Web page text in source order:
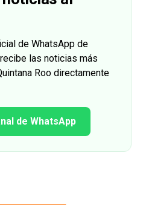
de WhatsApp de
las noticias más
Roo directamente
de WhatsApp